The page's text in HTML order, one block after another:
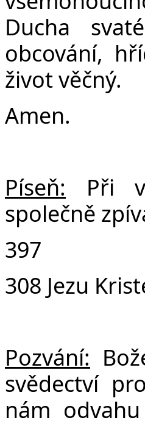
Ducha
obcování,
život věčný.
Amen.
Píseň:
Při
společně
397
308 Jezu
Pozvání:
svědectví
nám